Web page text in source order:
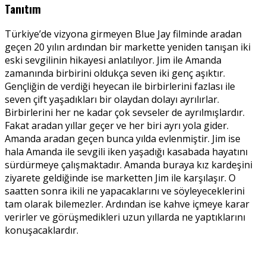
Tanıtım
Türkiye’de vizyona girmeyen Blue Jay filminde aradan
geçen 20 yılın ardından bir markette yeniden tanışan iki
eski sevgilinin hikayesi anlatılıyor. Jim ile Amanda
zamanında birbirini oldukça seven iki genç aşıktır.
Gençliğin de verdiği heyecan ile birbirlerini fazlası ile
seven çift yaşadıkları bir olaydan dolayı ayrılırlar.
Birbirlerini her ne kadar çok sevseler de ayrılmışlardır.
Fakat aradan yıllar geçer ve her biri ayrı yola gider.
Amanda aradan geçen bunca yılda evlenmiştir. Jim ise
hala Amanda ile sevgili iken yaşadığı kasabada hayatını
sürdürmeye çalışmaktadır. Amanda buraya kız kardeşini
ziyarete geldiğinde ise marketten Jim ile karşılaşır. O
saatten sonra ikili ne yapacaklarını ve söyleyeceklerini
tam olarak bilemezler. Ardından ise kahve içmeye karar
verirler ve görüşmedikleri uzun yıllarda ne yaptıklarını
konuşacaklardır.